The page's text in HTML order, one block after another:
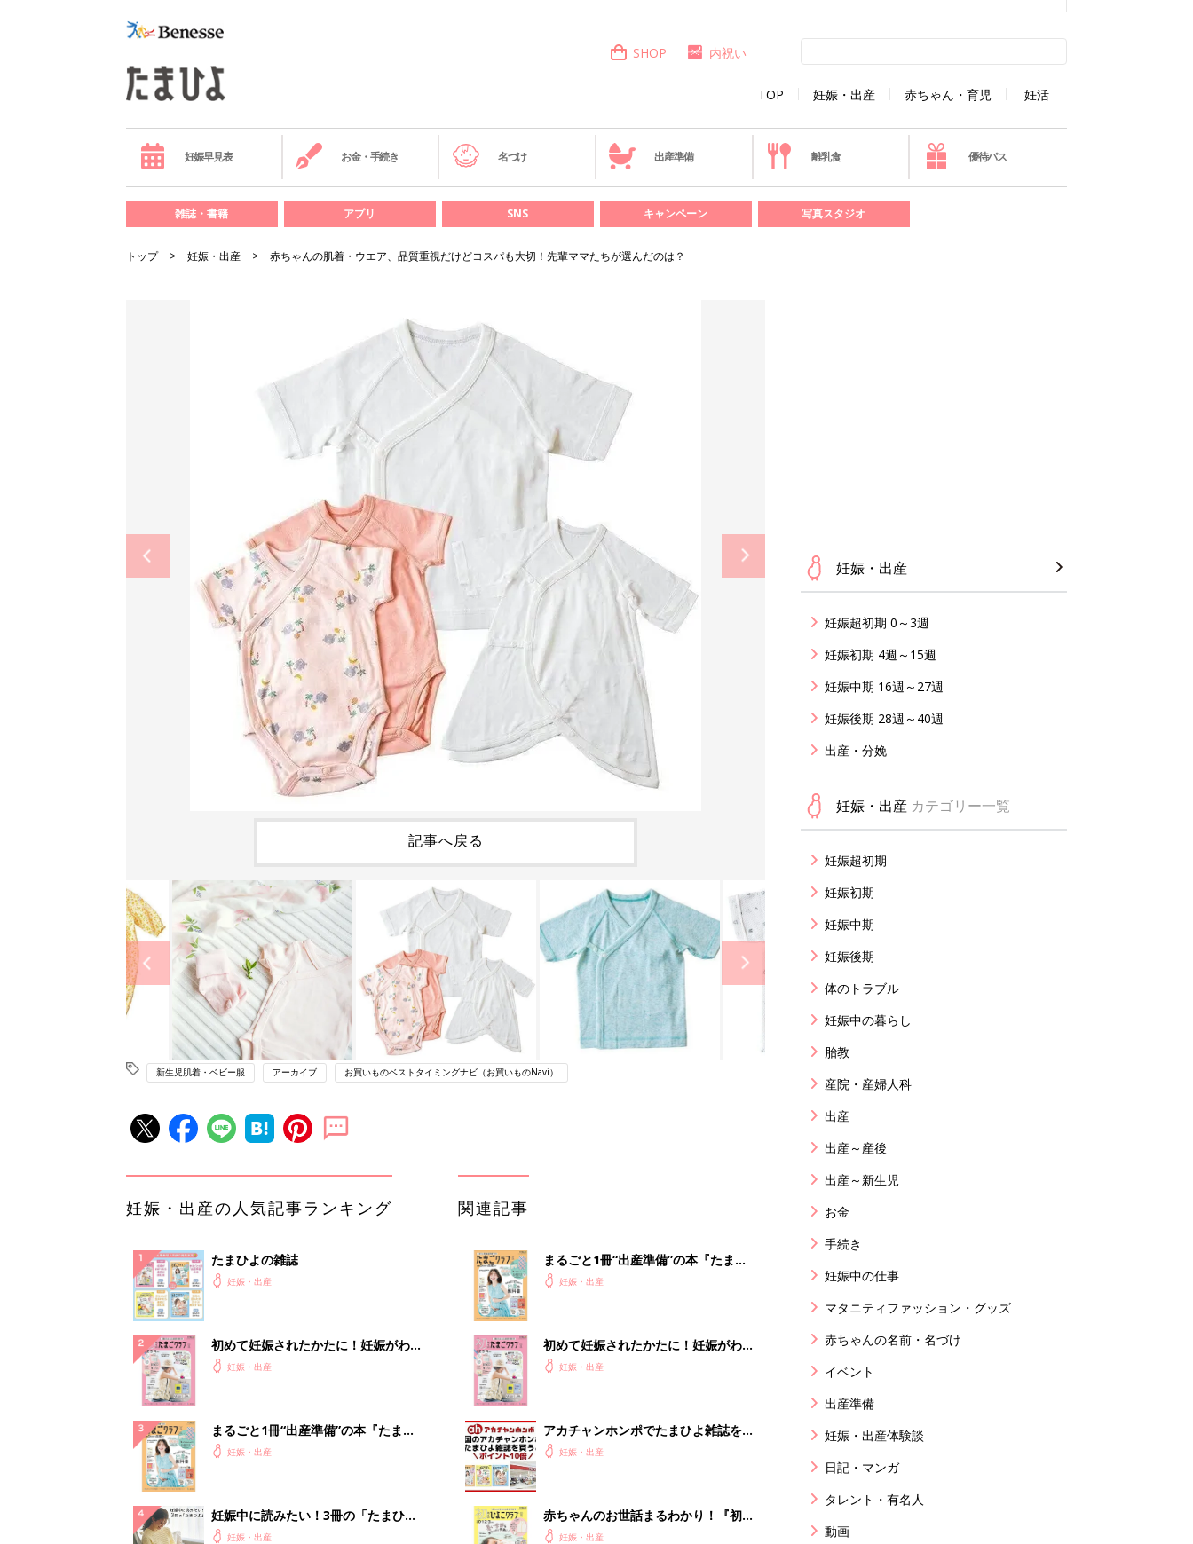
TOP 妊娠・出産 赤ちゃん・育児 妊活
SHOP 内祝い
妊娠早見表 お金・手続き 名づけ 出産準備 離乳食 優待パス
雑誌・書籍 アプリ SNS キャンペーン 写真スタジオ
トップ 妊娠・出産 赤ちゃんの肌着・ウエア、品質重視だけどコスパも大切！先輩ママたちが選んだのは？
記事へ戻る
新生児肌着・ベビー服 アーカイブ お買いものベストタイミングナビ（お買いものNavi）
妊娠・出産の人気記事ランキング
たまひよの雑誌
妊娠・出産
初めて妊娠されたかたに！妊娠がわか
ったら最初に読む本『初めてのたまご
妊娠・出産
まるごと1冊“出産準備”の本『たまご
クラブ 夏号』〈スペシャル大特集〉
妊娠・出産
妊娠中に読みたい！3冊の「たまひ
よ」妊娠・出産
関連記事
まるごと1冊“出産準備”の本『たまご
クラブ 夏号』〈スペシャル大特集〉
妊娠・出産
初めて妊娠されたかたに！妊娠がわか
ったら最初に読む本『初めてのたまご
妊娠・出産
アカチャンホンポでたまひよ雑誌を買
うとポイント10倍【期間限定】
妊娠・出産
赤ちゃんのお世話まるわかり！『初め
てのひよこクラブ 夏号』〈巻頭大特
妊娠・出産
妊娠・出産
妊娠超初期 0～3週
妊娠初期 4週～15週
妊娠中期 16週～27週
妊娠後期 28週～40週
出産・分娩
妊娠・出産 カテゴリー一覧
妊娠超初期
妊娠初期
妊娠中期
妊娠後期
体のトラブル
妊娠中の暮らし
胎教
産院・産婦人科
出産
出産～産後
出産～新生児
お金
手続き
妊娠中の仕事
マタニティファッション・グッズ
赤ちゃんの名前・名づけ
イベント
出産準備
妊娠・出産体験談
日記・マンガ
タレント・有名人
動画